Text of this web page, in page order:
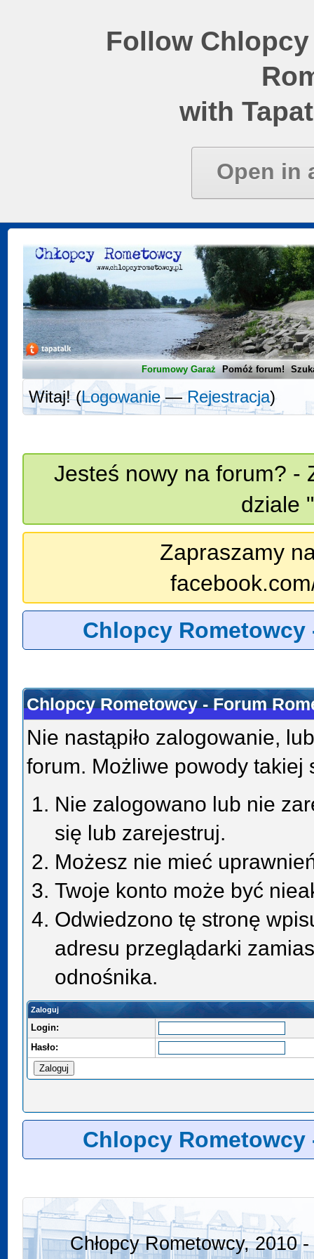
Follow
with
Open in
Forumowy Garaż Pomóż forum!
Witaj! (Logowanie—Rejestracja)
Jesteś nowy na forum? -
dziale
Zapraszamy
Chlopcy Rometowcy
Chlopcy Rometowcy - Forum
Nie nastąpiło zalogowanie,
forum. Możliwe powody takiej
Nie zalogowano lub nie
się lub zarejestruj.
Możesz nie mieć
Twoje konto może być
Odwiedzono tę stronę
adresu przeglądarki
odnośnika.
Zaloguj
Login:
Hasło:
Chlopcy Rometowcy
Chłopcy Rometowcy, 2010